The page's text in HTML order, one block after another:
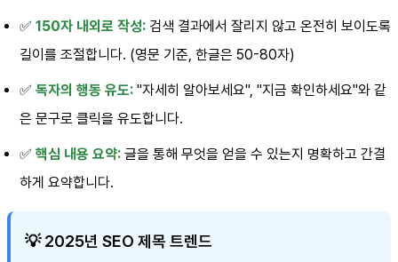
✅ 150자 내외로 작성: 검색 결과에서 잘리지 않고 온전히 보이도록
길이를 조절합니다. (영문 기준, 한글은 50-80자)
✅ 독자의 행동 유도: "자세히 알아보세요", "지금 확인하세요"와 같
은 문구로 클릭을 유도합니다.
✅ 핵심 내용 요약: 글을 통해 무엇을 얻을 수 있는지 명확하고 간결
하게 요약합니다.
💡 2025년 SEO 제목 트렌드